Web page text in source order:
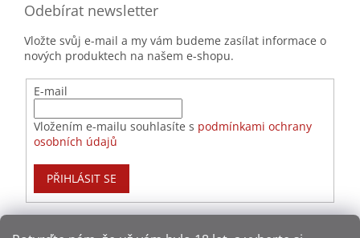
Odebírat newsletter
Vložte svůj e-mail a my vám budeme zasílat informace o
nových produktech na našem e-shopu.
E-mail
Vložením e-mailu souhlasíte s podmínkami ochrany
osobních údajů
PŘIHLÁSIT SE